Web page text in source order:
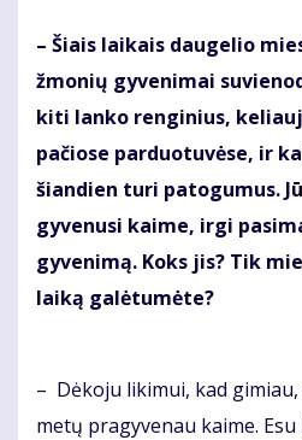
– Šiais laikais daugelio
žmonių gyvenimai
kiti lanko renginius,
pačiose parduotuvėse, ir
šiandien turi patogumus.
gyvenusi kaime, irgi
gyvenimą. Koks jis? Tik
laiką galėtumėte?
– Dėkoju likimui, kad
metų pragyvenau kaime.